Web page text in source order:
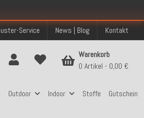
Service News | Blog Kontakt
Outdoor Indoor Stoffe Gutschein
Warenkorb
0 Artikel
0,00 €